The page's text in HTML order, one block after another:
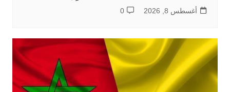
أغسطس 8, 2026 0